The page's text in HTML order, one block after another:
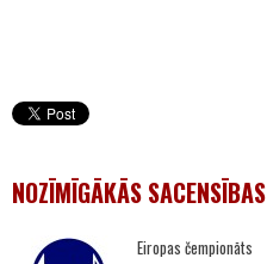
NOZĪMĪGĀKĀS SACENSĪBAS
Eiropas čempionāts